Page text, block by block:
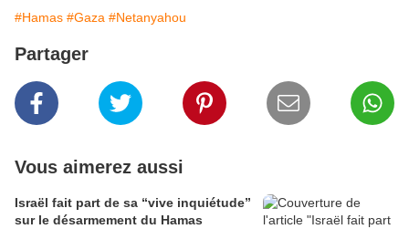
#Hamas #Gaza #Netanyahou
Partager
Vous aimerez aussi
Israël fait part de sa “vive inquiétude”
sur le désarmement du Hamas